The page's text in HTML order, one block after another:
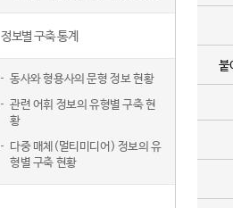
정보별 구축 통계
동사와 형용사의 문형 정보 현황
관련 어휘 정보의 유형별 구축 현
황
다중 매체(멀티미디어) 정보의 유
형별 구축 현황
붙